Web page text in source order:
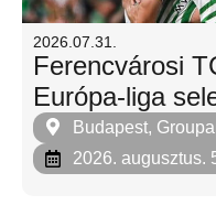
2026.07.31.
Ferencvárosi
Európa-liga
Budapest,
2026. augusztus.